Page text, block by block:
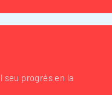
seu progrés en la